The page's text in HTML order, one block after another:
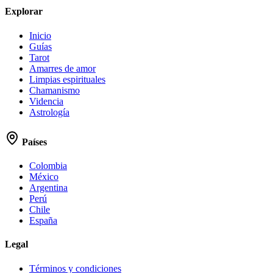
Explorar
Inicio
Guías
Tarot
Amarres de amor
Limpias espirituales
Chamanismo
Videncia
Astrología
Países
Colombia
México
Argentina
Perú
Chile
España
Legal
Términos y condiciones